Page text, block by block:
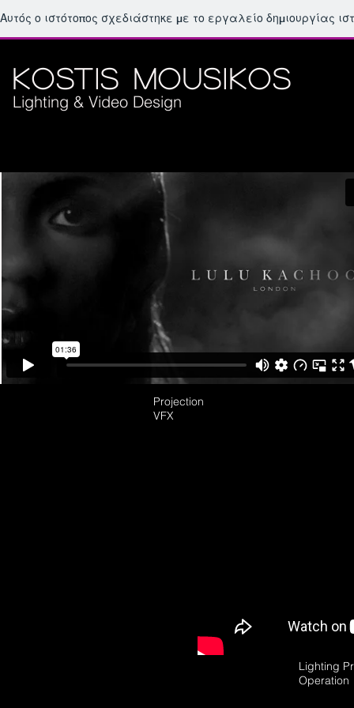
Αυτός ο ιστότοπος σχεδιάστηκε με το εργαλείο δημιουργίας
kostis mousikos
Lighting & Video Design
Projection
VFX
Lighting
Operation